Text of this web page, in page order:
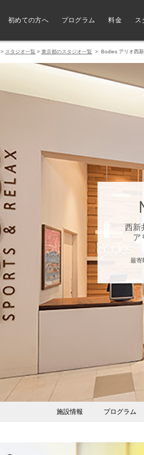
初めての方へ プログラム 料金 ス
> スタジオ一覧 > 東京都のスタジオ一覧 > Bodies アリオ西新
西新
ア
最寄
施設情報 プログラム